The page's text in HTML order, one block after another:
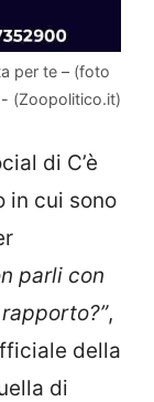
per te – (foto
(Zoopolitico.it)
di C’è
in cui sono
parli con
,
della
di